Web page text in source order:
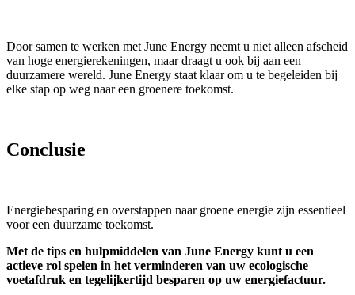
Door samen te werken met June Energy neemt u niet alleen afscheid
van hoge energierekeningen, maar draagt u ook bij aan een
duurzamere wereld. June Energy staat klaar om u te begeleiden bij
elke stap op weg naar een groenere toekomst.
Conclusie
Energiebesparing en overstappen naar groene energie zijn essentieel
voor een duurzame toekomst.
Met de tips en hulpmiddelen van June Energy kunt u een
actieve rol spelen in het verminderen van uw ecologische
voetafdruk en tegelijkertijd besparen op uw energiefactuur.